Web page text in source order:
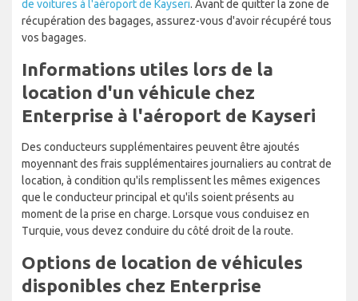
de voitures à l'aéroport de Kayseri. Avant de quitter la zone de
récupération des bagages, assurez-vous d'avoir récupéré tous
vos bagages.
Informations utiles lors de la
location d'un véhicule chez
Enterprise à l'aéroport de Kayseri
Des conducteurs supplémentaires peuvent être ajoutés
moyennant des frais supplémentaires journaliers au contrat de
location, à condition qu'ils remplissent les mêmes exigences
que le conducteur principal et qu'ils soient présents au
moment de la prise en charge. Lorsque vous conduisez en
Turquie, vous devez conduire du côté droit de la route.
Options de location de véhicules
disponibles chez Enterprise